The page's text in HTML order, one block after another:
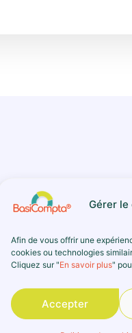
Gérer
Afin de vous offrir une
cookies ou technologies
Cliquez sur "En savoir plus"
Accepter